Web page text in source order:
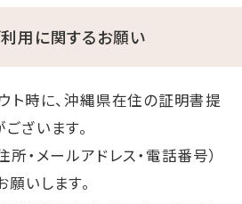
利用に関するお願い
ト時に、沖縄県在住の証明書提
ざいます。
・メールアドレス・電話番号）
いします。